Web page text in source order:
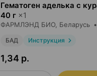
Гематоген аделька с
40 г ×1
ФАРМЛЭНД БИО, Беларусь •
БАД Инструкция
1,34 р.